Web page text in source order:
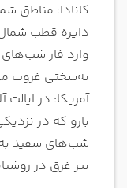
کانادا: مناطق
دایره قطب
وارد فاز
به‌سختی غروب
آمریکا: در
بارو که در
شب‌های سفید
نیز غرق در